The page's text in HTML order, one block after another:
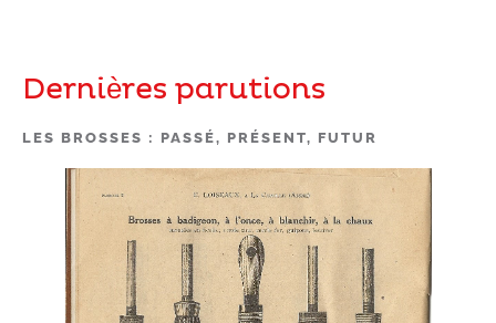
Dernières parutions
LES BROSSES : PASSÉ, PRÉSENT, FUTUR